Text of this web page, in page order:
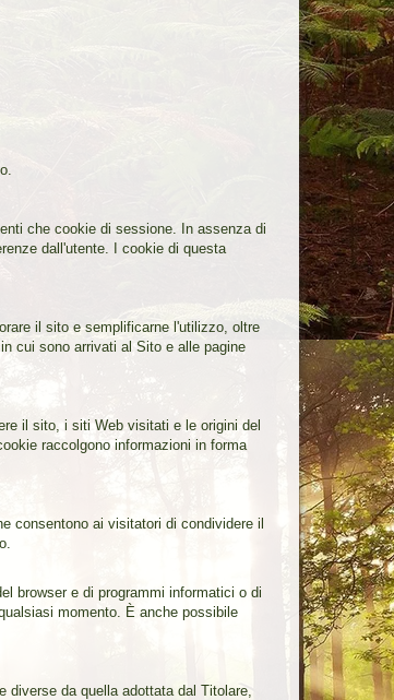
che cookie di sessione. In assenza di
dall'utente. I cookie di questa
il sito e semplificarne l'utilizzo, oltre
cui sono arrivati al Sito e alle pagine
il sito, i siti Web visitati e le origini del
raccolgono informazioni in forma
consentono ai visitatori di condividere il
browser e di programmi informatici o di
momento. È anche possibile
da quella adottata dal Titolare,